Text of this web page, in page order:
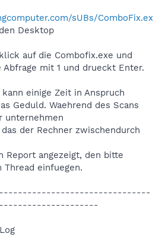
sUBs/ComboFix.ex
Desktop
auf die Combofix.exe und
mit 1 und drueckt Enter.
einige Zeit in Anspruch
Geduld. Waehrend des Scans
unternehmen
der Rechner zwischendurch
Report angezeigt, den bitte
einfuegen.